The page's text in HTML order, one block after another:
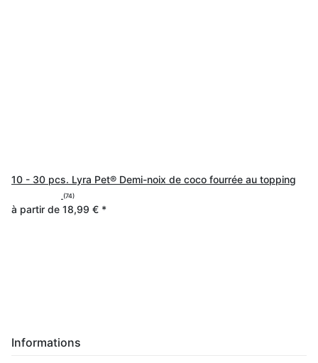
10 - 30 pcs. Lyra Pet® Demi-noix de coco fourrée au topping
(74)
à partir de 18,99 € *
Informations